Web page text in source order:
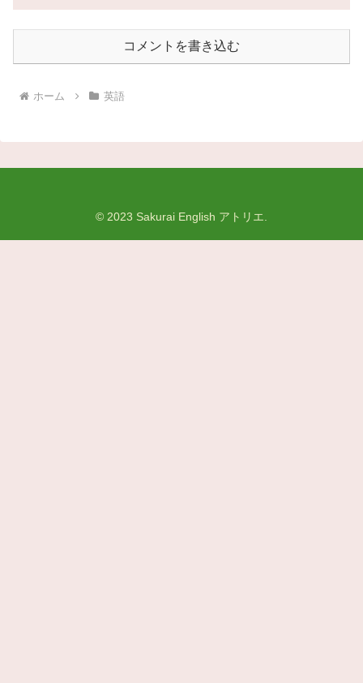
コメントを書き込む
ホーム 英語
© 2023 Sakurai English アトリエ.